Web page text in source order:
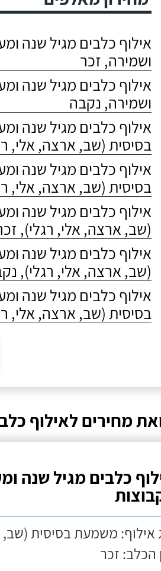
אילוף כלבים מגיל שנה
ושמירה, זכר
אילוף כלבים מגיל שנה
ושמירה, נקבה
אילוף כלבים מגיל שנה
בסיסית (שב, ארצה, אלי,
אילוף כלבים מגיל שנה
בסיסית (שב, ארצה, אלי,
אילוף כלבים מגיל שנה
(שב, ארצה, אלי, רגלי),
אילוף כלבים מגיל שנה
(שב, ארצה, אלי, רגלי),
אילוף כלבים מגיל שנה
בסיסית (שב, ארצה, אלי,
מחירים לאילוף
כלבים מגיל שנה
אילוף: משמעת בסיסית (שב,
הכלב: זכר